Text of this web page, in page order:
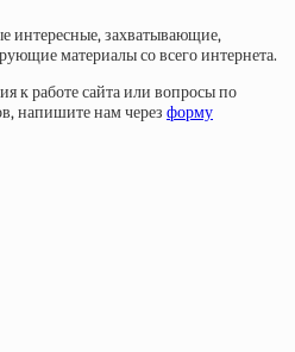
интересные, захватывающие,
материалы со всего интернета.
к работе сайта или вопросы по
напишите нам через форму